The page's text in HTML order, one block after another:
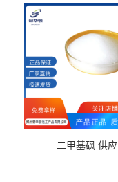
二甲基砜 供应